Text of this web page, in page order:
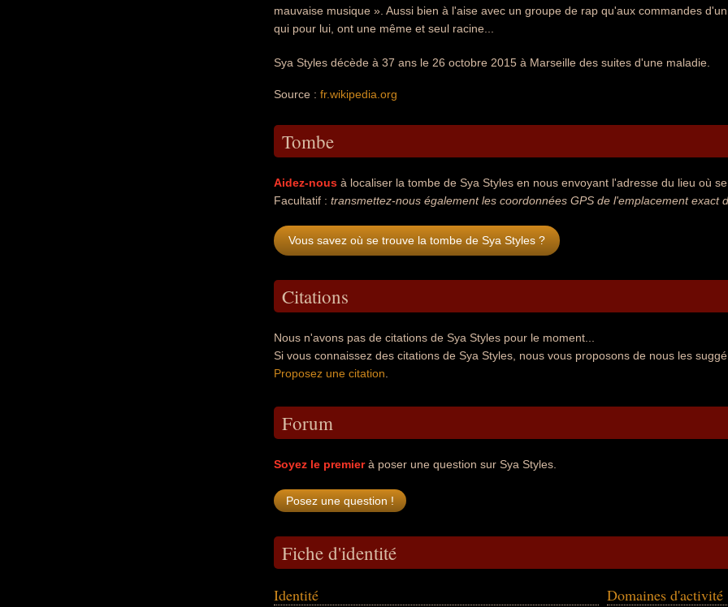
mauvaise musique ». Aussi bien à l'aise avec un groupe de rap qu'aux commandes
qui pour lui, ont une même et seul racine...
Sya Styles décède à 37 ans le 26 octobre 2015 à Marseille des suites d'une maladie.
Source : fr.wikipedia.org
Tombe
Aidez-nous à localiser la tombe de Sya Styles en nous envoyant l'adresse du lieu où
Facultatif : transmettez-nous également les coordonnées GPS de l'emplacement exact
Vous savez où se trouve la tombe de Sya Styles ?
Citations
Nous n'avons pas de citations de Sya Styles pour le moment...
Si vous connaissez des citations de Sya Styles, nous vous proposons de nous les
Proposez une citation
Forum
Soyez le premierà poser une question sur Sya Styles.
Fiche d'identité
Identité Domaines d'activité